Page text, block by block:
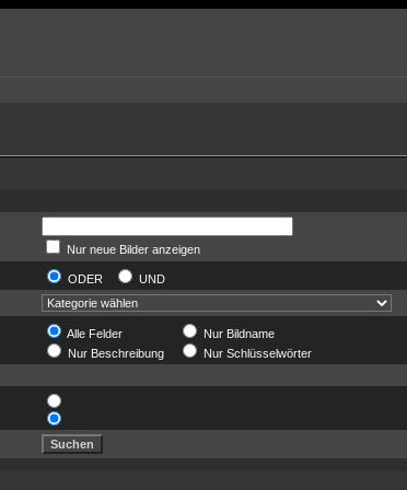
Nur neue Bilder anzeigen
ODER
UND
Alle Felder
Nur Bildname
Nur Beschreibung
Nur Schlüsselwörter